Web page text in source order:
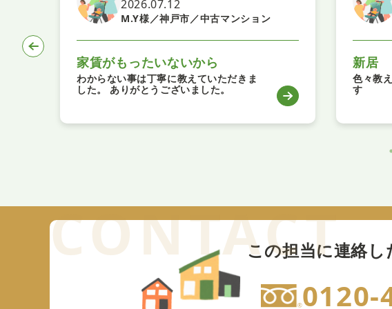
2026.07.12
M.Y様／神戸市／中古マンション
家賃がもったいないから
わからない事は丁寧に教えていただきま
した。 ありがとうございました。
新居
色々教
す
この担当に連絡し
0120-